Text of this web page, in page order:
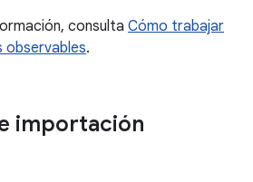
consulta Cómo trabajar
.
importación